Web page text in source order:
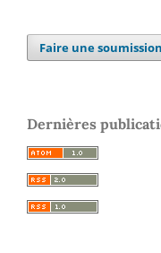
Faire une soumission
Dernières